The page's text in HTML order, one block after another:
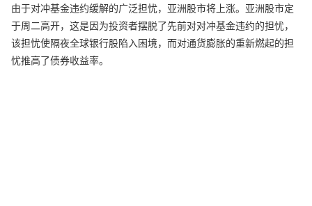
由于对冲基金违约缓解的广泛担忧，亚洲股市将上涨。亚洲股市定
于周二高开，这是因为投资者摆脱了先前对对冲基金违约的担忧，
该担忧使隔夜全球银行股陷入困境，而对通货膨胀的重新燃起的担
忧推高了债券收益率。